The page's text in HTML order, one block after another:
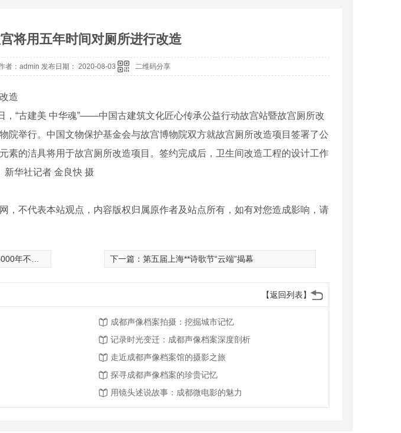
将用五年时间对厕所进行改造
者：admin 发布日期： 2020-08-03 二维码分享
造
“古建美 中华魂”——中国古建筑文化匠心传承公益行动故宫站暨故宫厕所改
院举行。中国文物保护基金会与故宫博物院双方就故宫厕所改造项目签署了公
素的洁具将用于故宫厕所改造项目。签约完成后，卫生间改造工程的设计工作
新华社记者 金良快 摄
，不代表本站观点，内容版权归属原作者及站点所有，如有对您造成影响，请
域发展史 下一篇： 第五届上海**诗歌节“云端”揭幕
【返回列表】
成都声像档案拍摄：挖掘城市记忆
记录时光变迁：成都声像档案深度剖析
走近成都声像档案馆的摄影之旅
探寻成都声像档案的珍贵记忆
用镜头述说故事：成都微电影的魅力